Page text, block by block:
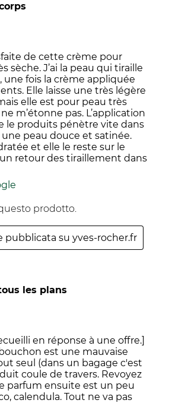
de cette crème pour
sèche. J’ai la peau qui tiraille
une fois la crème appliquée
Elle laisse une très légère
elle est pour peau très
m’étonne pas. L’application
le produits pénètre vite dans
une peau douce et satinée.
et elle le reste sur le
retour des tiraillement dans
prodotto.
pubblicata su yves-rocher.fr
les plans
en réponse à une offre.]
est une mauvaise
seul (dans un bagage c'est
coule de travers. Revoyez
parfum ensuite est un peu
calendula. Tout ne va pas